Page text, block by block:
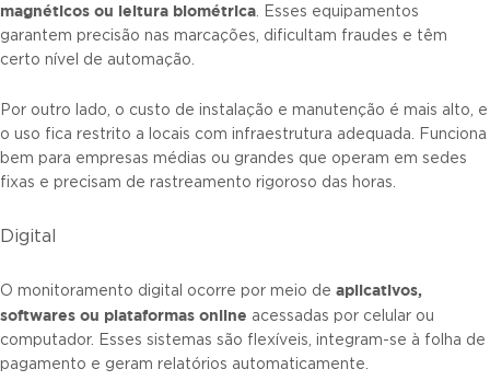
magnéticos ou leitura biométrica. Esses equipamentos
garantem precisão nas marcações, dificultam fraudes e têm
certo nível de automação.
Por outro lado, o custo de instalação e manutenção é mais alto, e
o uso fica restrito a locais com infraestrutura adequada. Funciona
bem para empresas médias ou grandes que operam em sedes
fixas e precisam de rastreamento rigoroso das horas.
Digital
O monitoramento digital ocorre por meio de aplicativos,
softwares ou plataformas online acessadas por celular ou
computador. Esses sistemas são flexíveis, integram-se à folha de
pagamento e geram relatórios automaticamente.